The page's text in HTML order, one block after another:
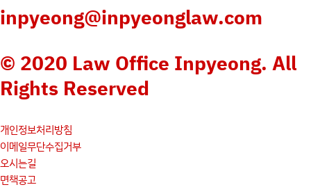
inpyeong@inpyeonglaw.com
© 2020 Law Office Inpyeong. All
Rights Reserved
개인정보처리방침
이메일무단수집거부
오시는길
면책공고